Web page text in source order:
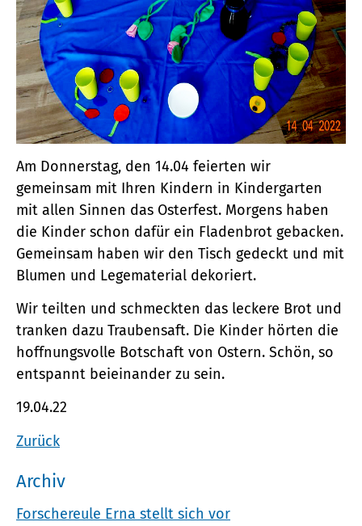
Am Donnerstag, den 14.04 feierten wir
gemeinsam mit Ihren Kindern in Kindergarten
mit allen Sinnen das Osterfest. Morgens haben
die Kinder schon dafür ein Fladenbrot gebacken.
Gemeinsam haben wir den Tisch gedeckt und mit
Blumen und Legematerial dekoriert.
Wir teilten und schmeckten das leckere Brot und
tranken dazu Traubensaft. Die Kinder hörten die
hoffnungsvolle Botschaft von Ostern. Schön, so
entspannt beieinander zu sein.
19.04.22
Zurück
Archiv
Forschereule Erna stellt sich vor